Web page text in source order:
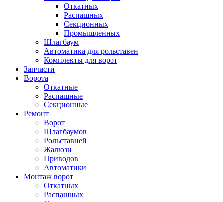
Откатных
Распашных
Секционных
Промышленных
Шлагбаум
Автоматика для рольставен
Комплекты для ворот
Запчасти
Ворота
Откатные
Распашные
Секционные
Ремонт
Ворот
Шлагбаумов
Рольставней
Жалюзи
Приводов
Автоматики
Монтаж ворот
Откатных
Распашных